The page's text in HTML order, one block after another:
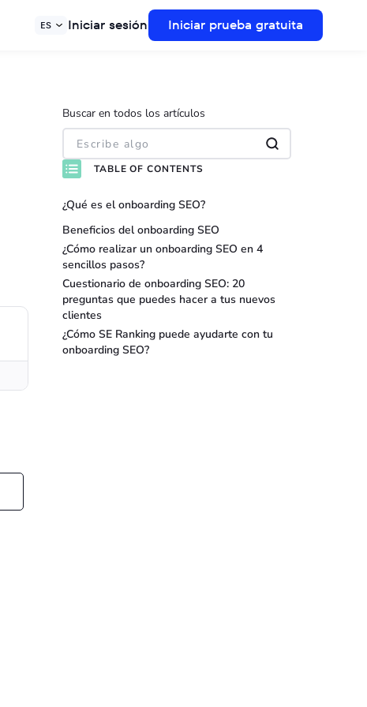
ES Iniciar sesión Iniciar prueba gratuita
Buscar en todos los artículos
TABLE OF CONTENTS
¿Qué es el onboarding SEO?
Beneficios del onboarding SEO
¿Cómo realizar un onboarding SEO en 4
sencillos pasos?
Cuestionario de onboarding SEO: 20
preguntas que puedes hacer a tus nuevos
clientes
¿Cómo SE Ranking puede ayudarte con tu
onboarding SEO?